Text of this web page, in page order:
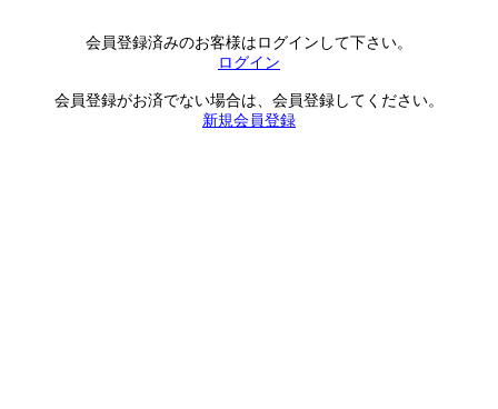
会員登録済みのお客様はログインして下さい。
ログイン
会員登録がお済でない場合は、会員登録してください。
新規会員登録